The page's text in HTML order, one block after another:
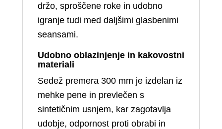
držo, sproščene roke in udobno
igranje tudi med daljšimi glasbenimi
seansami.
Udobno oblazinjenje in kakovostni
materiali
Sedež premera 300 mm je izdelan iz
mehke pene in prevlečen s
sintetičnim usnjem, kar zagotavlja
udobje, odpornost proti obrabi in